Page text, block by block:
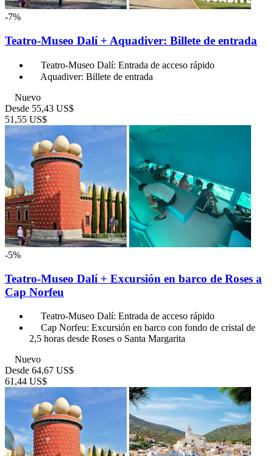
-7%
Teatro-Museo Dalí + Aquadiver: Billete de entrada
Teatro-Museo Dalí: Entrada de acceso rápido
Aquadiver: Billete de entrada
Nuevo
Desde 55,43 US$
51,55 US$
-5%
Teatro-Museo Dalí + Excursión en barco de Roses a
Cap Norfeu
Teatro-Museo Dalí: Entrada de acceso rápido
Cap Norfeu: Excursión en barco con fondo de cristal de
2,5 horas desde Roses o Santa Margarita
Nuevo
Desde 64,67 US$
61,44 US$